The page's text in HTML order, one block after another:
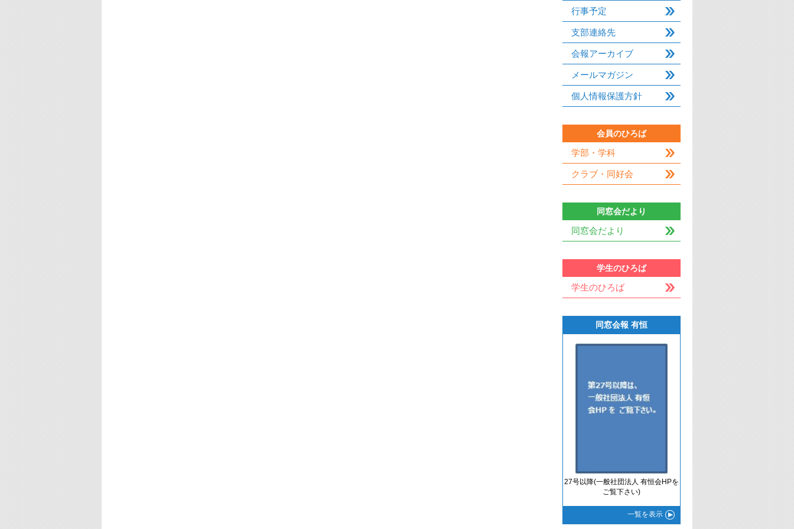
行事予定
支部連絡先
会報アーカイブ
メールマガジン
個人情報保護方針
会員のひろば
学部・学科
クラブ・同好会
同窓会だより
同窓会だより
学生のひろば
学生のひろば
同窓会報 有恒
27号以降(一般社団法人 有恒会HPを
ご覧下さい)
一覧を表示